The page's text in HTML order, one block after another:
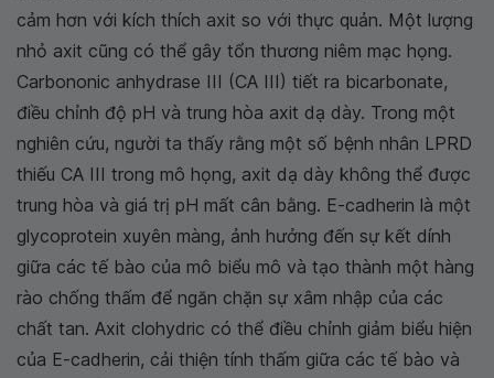
cảm hơn với kích thích axit so với thực quản. Một lượng
nhỏ axit cũng có thể gây tổn thương niêm mạc họng.
Carbononic anhydrase III (CA III) tiết ra bicarbonate,
điều chỉnh độ pH và trung hòa axit dạ dày. Trong một
nghiên cứu, người ta thấy rằng một số bệnh nhân LPRD
thiếu CA III trong mô họng, axit dạ dày không thể được
trung hòa và giá trị pH mất cân bằng. E-cadherin là một
glycoprotein xuyên màng, ảnh hưởng đến sự kết dính
giữa các tế bào của mô biểu mô và tạo thành một hàng
rào chống thấm để ngăn chặn sự xâm nhập của các
chất tan. Axit clohydric có thể điều chỉnh giảm biểu hiện
của E-cadherin, cải thiện tính thấm giữa các tế bào và